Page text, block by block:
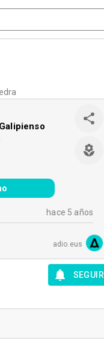
hace 5 años
adio.eus
SEGUIR